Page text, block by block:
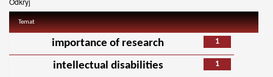
Temat
1
importance of research
1
intellectual disabilities